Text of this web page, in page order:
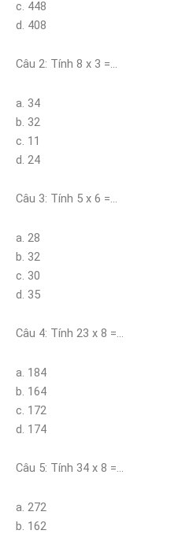
c. 448
d. 408
Câu 2: Tính 8 x 3 =…
a. 34
b. 32
c. 11
d. 24
Câu 3: Tính 5 x 6 =…
a. 28
b. 32
c. 30
d. 35
Câu 4: Tính 23 x 8 =…
a. 184
b. 164
c. 172
d. 174
Câu 5: Tính 34 x 8 =…
a. 272
b. 162